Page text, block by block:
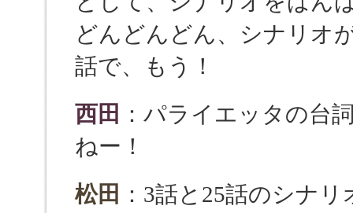
どんどんどん、シナリオ
話で、もう！
西田 ：パライエッタの
ねー！
松田 ：3話と25話のシナ